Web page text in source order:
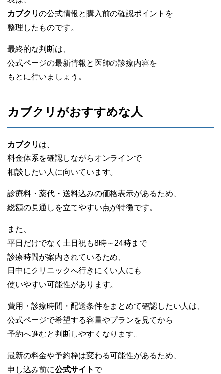
カブクリの公式情報と購入前の確認ポイントを
整理したものです。
最終的な判断は、
公式ページの最新情報と医師の診療内容を
もとに行いましょう。
カブクリがおすすめな人
カブクリ は、
料金体系を確認しながらオンラインで
相談したい人に向いています。
診療料・薬代・送料込みの価格表示があるため、
総額の見通しを立てやすい点が特徴です。
また、
平日だけでなく土日祝も8時～24時まで
診療時間が案内されているため、
日中にクリニックへ行きにくい人にも
使いやすい可能性があります。
費用・診療時間・配送条件をまとめて確認したい人は、
公式ページで希望する容量やプランを見てから
予約へ進むと判断しやすくなります。
最新の料金や予約枠は変わる可能性があるため、
申し込み前に公式サイト で